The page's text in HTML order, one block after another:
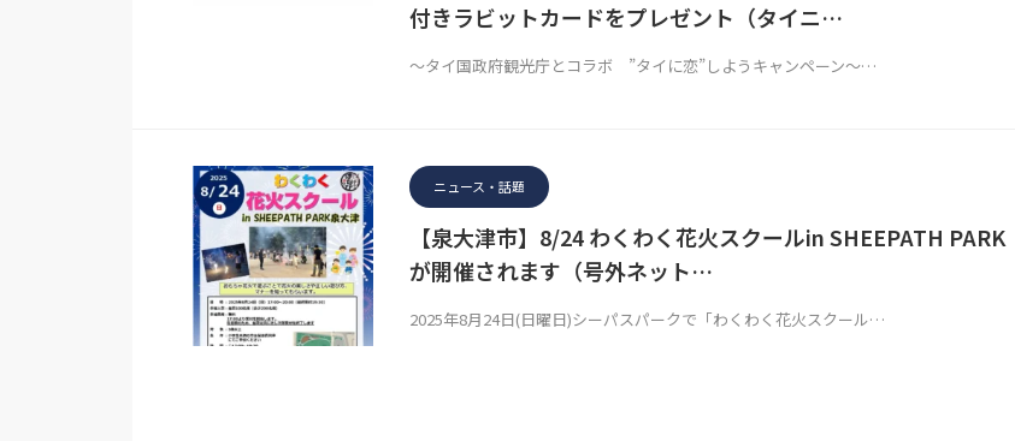
付きラビットカードをプレゼント（タイニ…
～タイ国政府観光庁とコラボ ”タイに恋”しようキャンペーン～…
ニュース・話題
【泉大津市】8/24 わくわく花火スクールin SHEEPATH PARK
が開催されます（号外ネット…
2025年8月24日(日曜日)シーパスパークで「わくわく花火スクール…